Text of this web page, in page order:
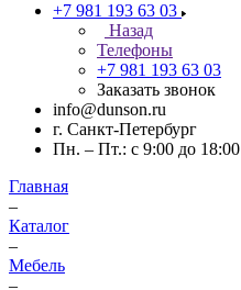
+7 981 193 63 03
Назад
Телефоны
+7 981 193 63 03
Заказать звонок
info@dunson.ru
г. Санкт-Петербург
Пн. – Пт.: с 9:00 до 18:00
Главная
–
Каталог
–
Мебель
–